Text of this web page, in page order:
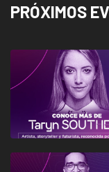
PRÓXIMOS